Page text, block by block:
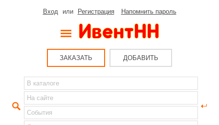
Вход или Регистрация Напомнить пароль
ЗАКАЗАТЬ ДОБАВИТЬ